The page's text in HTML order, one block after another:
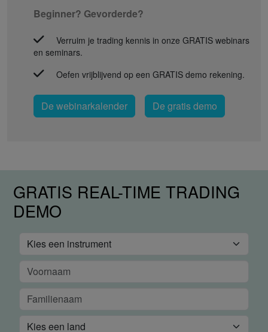
Beginner? Gevorderde?
Verruim je trading kennis in onze GRATIS webinars
en seminars.
Oefen vrijblijvend op een GRATIS demo rekening.
De webinarkalender De gratis demo
GRATIS REAL-TIME TRADING
DEMO